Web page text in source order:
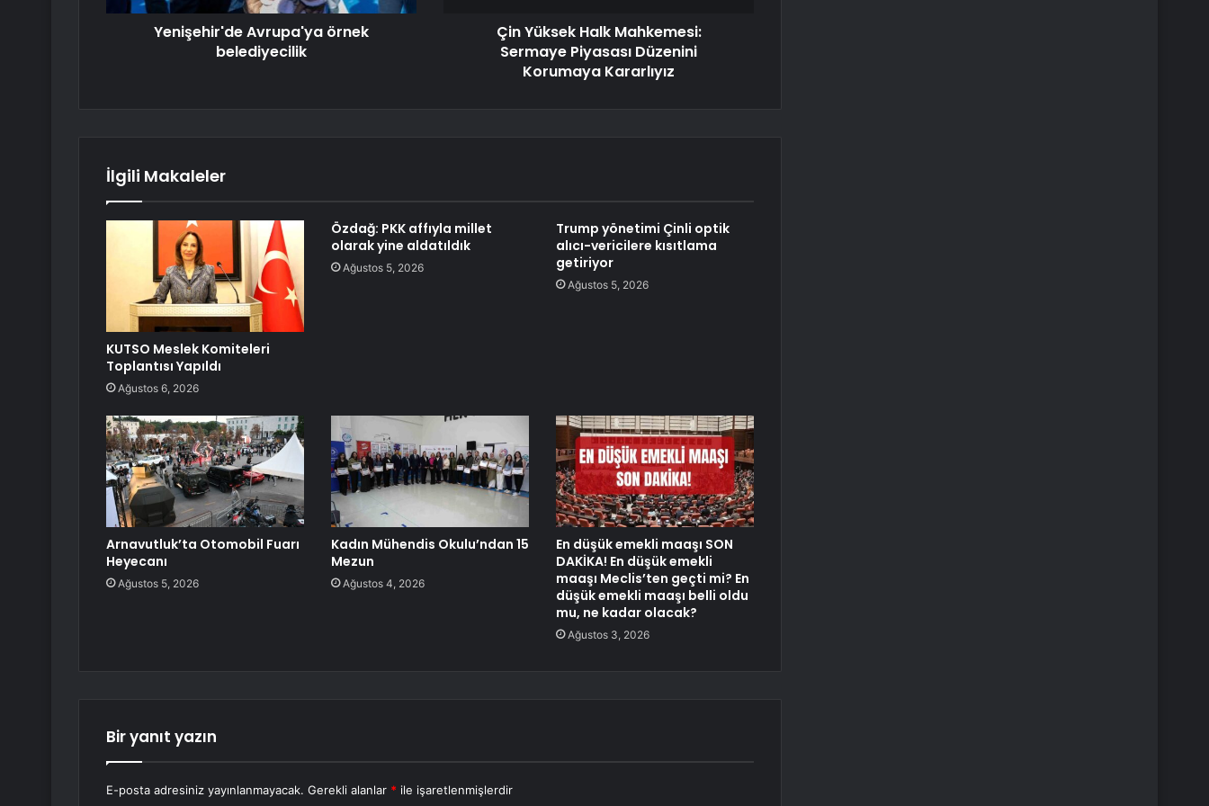
Yenişehir'de Avrupa'ya örnek
belediyecilik
Çin Yüksek Halk Mahkemesi:
Sermaye Piyasası Düzenini
Korumaya Kararlıyız
İlgili Makaleler
KUTSO Meslek Komiteleri
Toplantısı Yapıldı
Ağustos 6, 2026
Özdağ: PKK affıyla millet
olarak yine aldatıldık
Ağustos 5, 2026
Trump yönetimi Çinli optik
alıcı-vericilere kısıtlama
getiriyor
Ağustos 5, 2026
Arnavutluk’ta Otomobil Fuarı
Heyecanı
Ağustos 5, 2026
Kadın Mühendis Okulu’ndan 15
Mezun
Ağustos 4, 2026
En düşük emekli maaşı SON
DAKİKA! En düşük emekli
maaşı Meclis’ten geçti mi? En
düşük emekli maaşı belli oldu
mu, ne kadar olacak?
Ağustos 3, 2026
Bir yanıt yazın
E-posta adresiniz yayınlanmayacak. Gerekli alanlar * ile işaretlenmişlerdir